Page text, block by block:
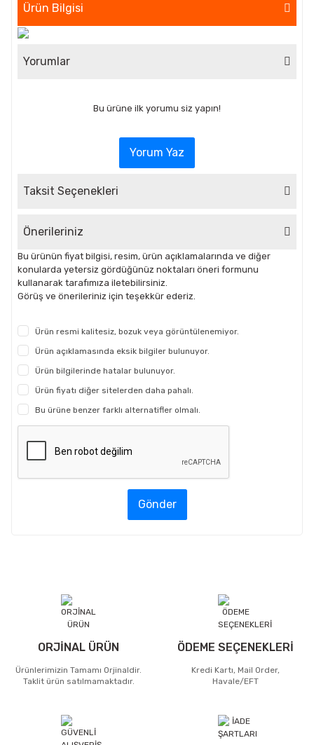
Ürün Bilgisi
Yorumlar
Bu ürüne ilk yorumu siz yapın!
Yorum Yaz
Taksit Seçenekleri
Önerileriniz
Bu ürünün fiyat bilgisi, resim, ürün açıklamalarında ve diğer
konularda yetersiz gördüğünüz noktaları öneri formunu
kullanarak tarafımıza iletebilirsiniz.
Görüş ve önerileriniz için teşekkür ederiz.
Ürün resmi kalitesiz, bozuk veya görüntülenemiyor.
Ürün açıklamasında eksik bilgiler bulunuyor.
Ürün bilgilerinde hatalar bulunuyor.
Ürün fiyatı diğer sitelerden daha pahalı.
Bu ürüne benzer farklı alternatifler olmalı.
Gönder
ORJİNAL ÜRÜN
Ürünlerimizin Tamamı Orjinaldir.
Taklit ürün satılmamaktadır.
ÖDEME SEÇENEKLERİ
Kredi Kartı, Mail Order,
Havale/EFT